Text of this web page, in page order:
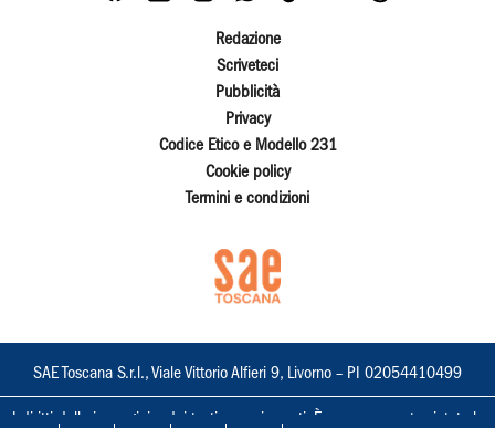
Redazione
Scriveteci
Pubblicità
Privacy
Codice Etico e Modello 231
Cookie policy
Termini e condizioni
SAE Toscana S.r.l., Viale Vittorio Alfieri 9, Livorno – PI 02054410499
I diritti delle immagini e dei testi sono riservati. È espressamente vietata la